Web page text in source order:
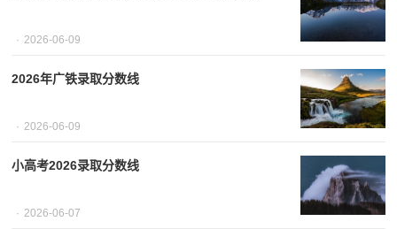
2026-06-09
2026年广铁录取分数线
2026-06-09
小高考2026录取分数线
2026-06-07